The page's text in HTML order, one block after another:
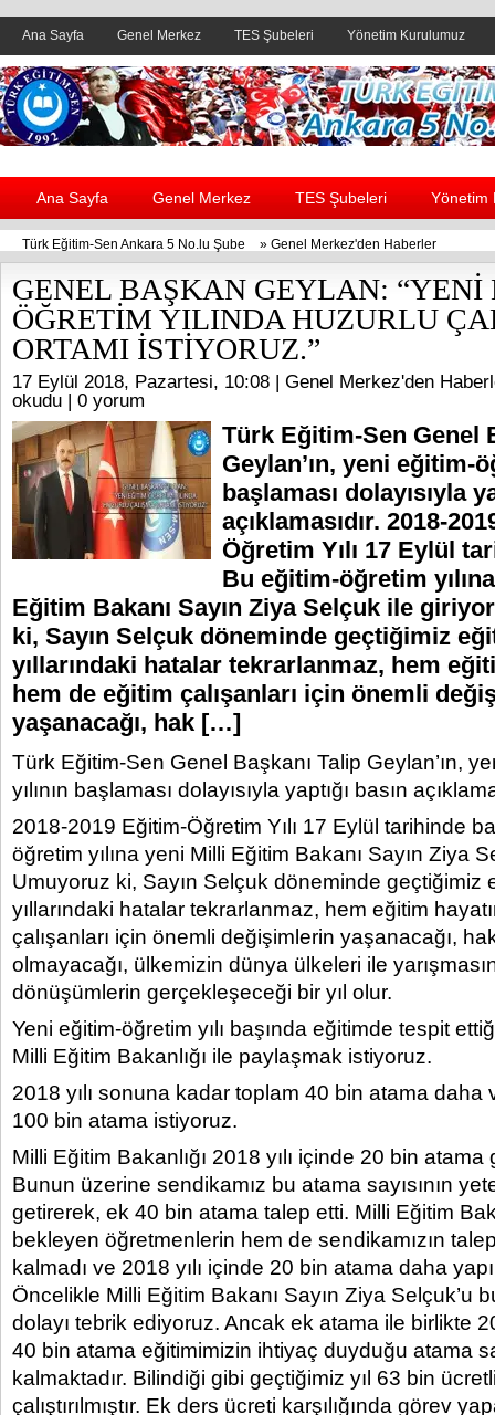
Ana Sayfa Genel Merkez TES Şubeleri Yönetim Kurulumuz
Header yanı reklam alanı
Ana Sayfa Genel Merkez TES Şubeleri Yönetim
Türk Eğitim-Sen Ankara 5 No.lu Şube » Genel Merkez'den Haberler
GENEL BAŞKAN GEYLAN: “YENİ
ÖĞRETİM YILINDA HUZURLU
ORTAMI İSTİYORUZ.”
17 Eylül 2018, Pazartesi, 10:08 | Genel Merkez'den
okudu | 0 yorum
Türk Eğitim-Sen Genel
Geylan’ın, yeni eğitim-
başlaması dolayısıyla
açıklamasıdır. 2018-
Öğretim Yılı 17 Eylül
Bu eğitim-öğretim
Eğitim Bakanı Sayın Ziya Selçuk ile
ki, Sayın Selçuk döneminde geçtiğimiz
yıllarındaki hatalar tekrarlanmaz, hem
hem de eğitim çalışanları için önemli
yaşanacağı, hak […]
Türk Eğitim-Sen Genel Başkanı Talip Geylan’ın,
yılının başlaması dolayısıyla yaptığı basın
2018-2019 Eğitim-Öğretim Yılı 17 Eylül tarihinde
öğretim yılına yeni Milli Eğitim Bakanı Sayın Ziya
Umuyoruz ki, Sayın Selçuk döneminde geçtiğimiz
yıllarındaki hatalar tekrarlanmaz, hem eğitim
çalışanları için önemli değişimlerin yaşanacağı, hak
olmayacağı, ülkemizin dünya ülkeleri ile
dönüşümlerin gerçekleşeceği bir yıl olur.
Yeni eğitim-öğretim yılı başında eğitimde tespit
Milli Eğitim Bakanlığı ile paylaşmak istiyoruz.
2018 yılı sonuna kadar toplam 40 bin atama daha
100 bin atama istiyoruz.
Milli Eğitim Bakanlığı 2018 yılı içinde 20 bin
Bunun üzerine sendikamız bu atama sayısının
getirerek, ek 40 bin atama talep etti. Milli Eğitim
bekleyen öğretmenlerin hem de sendikamızın
kalmadı ve 2018 yılı içinde 20 bin atama daha
Öncelikle Milli Eğitim Bakanı Sayın Ziya Selçuk’u
dolayı tebrik ediyoruz. Ancak ek atama ile birlikte
40 bin atama eğitimimizin ihtiyaç duyduğu atama
kalmaktadır. Bilindiği gibi geçtiğimiz yıl 63 bin
çalıştırılmıştır. Ek ders ücreti karşılığında görev